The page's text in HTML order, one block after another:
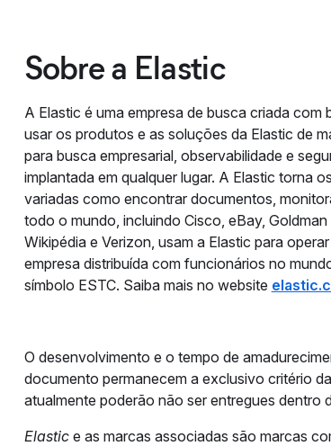
Sobre a Elastic
A Elastic é uma empresa de busca criada
usar os produtos e as soluções da Elastic de
para busca empresarial, observabilidade e
implantada em qualquer lugar. A Elastic torna
variadas como encontrar documentos,
todo o mundo, incluindo Cisco, eBay,
Wikipédia e Verizon, usam a Elastic para
empresa distribuída com funcionários no
símbolo ESTC. Saiba mais no website
O desenvolvimento e o tempo de
documento permanecem a exclusivo critério
atualmente poderão não ser entregues dentro
Elastice as marcas associadas são marcas